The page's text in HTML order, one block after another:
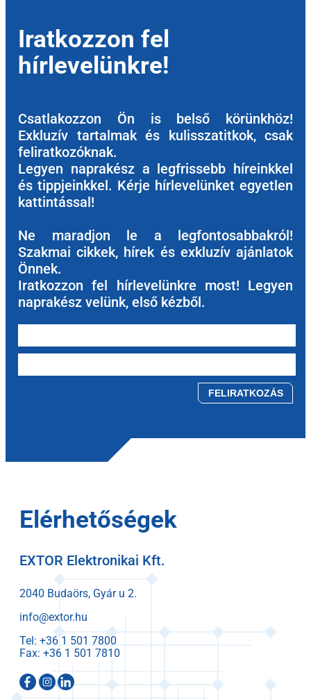
Iratkozzon fel
hírlevelünkre!
Csatlakozzon Ön is belső körünkhöz!
Exkluzív tartalmak és kulisszatitkok, csak
feliratkozóknak.
Legyen naprakész a legfrissebb híreinkkel
és tippjeinkkel. Kérje hírlevelünket egyetlen
kattintással!
Ne maradjon le a legfontosabbakról!
Szakmai cikkek, hírek és exkluzív ajánlatok
Önnek.
Iratkozzon fel hírlevelünkre most! Legyen
naprakész velünk, első kézből.
Elérhetőségek
EXTOR Elektronikai Kft.
2040 Budaörs, Gyár u 2.
info@extor.hu
Tel:
Fax: